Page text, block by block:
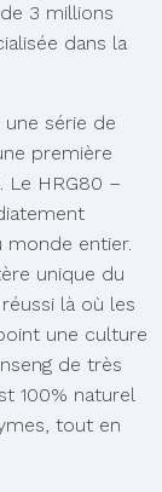
3 millions
dans la
série de
première
Le HRG80 –
monde entier.
unique du
là où les
une culture
de très
100% naturel
tout en